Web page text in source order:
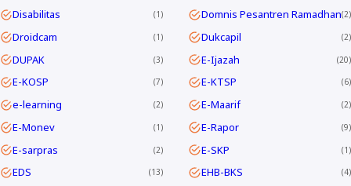
Disabilitas 1 Domnis Pesantren Ramadhan 2
Droidcam 1 Dukcapil 2
DUPAK 3 E-Ijazah 20
E-KOSP 7 E-KTSP 6
e-learning 2 E-Maarif 2
E-Monev 1 E-Rapor 9
E-sarpras 2 E-SKP 1
EDS 13 EHB-BKS 4